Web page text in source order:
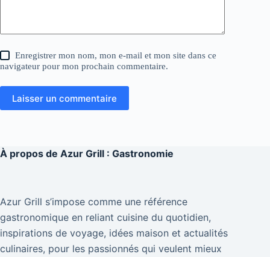
Enregistrer mon nom, mon e-mail et mon site dans ce
navigateur pour mon prochain commentaire.
Laisser un commentaire
À propos de Azur Grill : Gastronomie
Azur Grill s’impose comme une référence
gastronomique en reliant cuisine du quotidien,
inspirations de voyage, idées maison et actualités
culinaires, pour les passionnés qui veulent mieux